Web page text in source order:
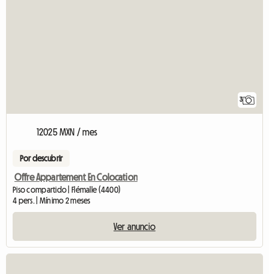
3
12025 MXN / mes
Por descubrir
Offre Appartement En Colocation
Piso compartido | Flémalle (4400)
4 pers. | Mínimo 2 meses
Ver anuncio